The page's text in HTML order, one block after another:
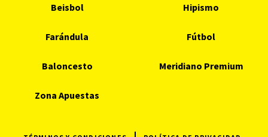
Beisbol Hipismo
Farándula Fútbol
Baloncesto Meridiano Premium
Zona Apuestas